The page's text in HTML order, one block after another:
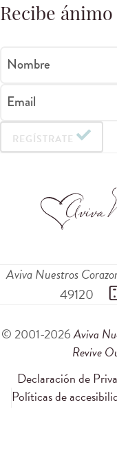
Recibe
Nombre
Email
REGÍSTRATE
Aviva Nuestros
49120
© 2001-2026Aviva
Revive
Declaración de
Políticas de